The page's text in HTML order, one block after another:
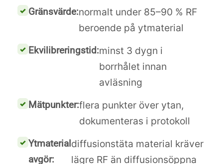
Gränsvärde:normalt under 85–90 % RF
beroende på ytmaterial
Ekvilibreringstid:minst 3 dygn i
borrhålet innan
avläsning
Mätpunkter:flera punkter över ytan,
dokumenteras i protokoll
Ytmaterial
avgör:
diffusionstäta material kräver
lägre RF än diffusionsöppna